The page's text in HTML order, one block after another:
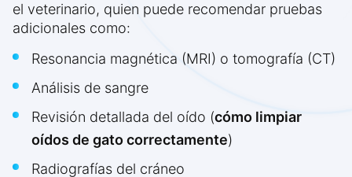
el veterinario, quien puede recomendar pruebas
adicionales como:
Resonancia magnética (MRI) o tomografía (CT)
Análisis de sangre
Revisión detallada del oído (cómo limpiar
oídos de gato correctamente)
Radiografías del cráneo